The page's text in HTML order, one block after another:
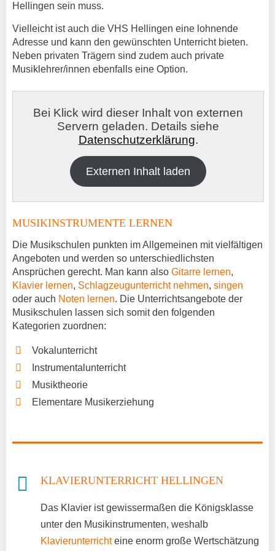
Hellingen sein muss.
Vielleicht ist auch die VHS Hellingen eine lohnende
Adresse und kann den gewünschten Unterricht bieten.
Neben privaten Trägern sind zudem auch private
Musiklehrer/innen ebenfalls eine Option.
Bei Klick wird dieser Inhalt von externen
Servern geladen. Details siehe
Datenschutzerklärung.
Externen Inhalt laden
MUSIKINSTRUMENTE LERNEN
Die Musikschulen punkten im Allgemeinen mit vielfältigen
Angeboten und werden so unterschiedlichsten
Ansprüchen gerecht. Man kann also Gitarre lernen,
Klavier lernen, Schlagzeugunterricht nehmen, singen
oder auch Noten lernen. Die Unterrichtsangebote der
Musikschulen lassen sich somit den folgenden
Kategorien zuordnen:
Vokalunterricht
Instrumentalunterricht
Musiktheorie
Elementare Musikerziehung
KLAVIERUNTERRICHT HELLINGEN
Das Klavier ist gewissermaßen die Königsklasse
unter den Musikinstrumenten, weshalb
Klavierunterrichteine enorm große Wertschätzung